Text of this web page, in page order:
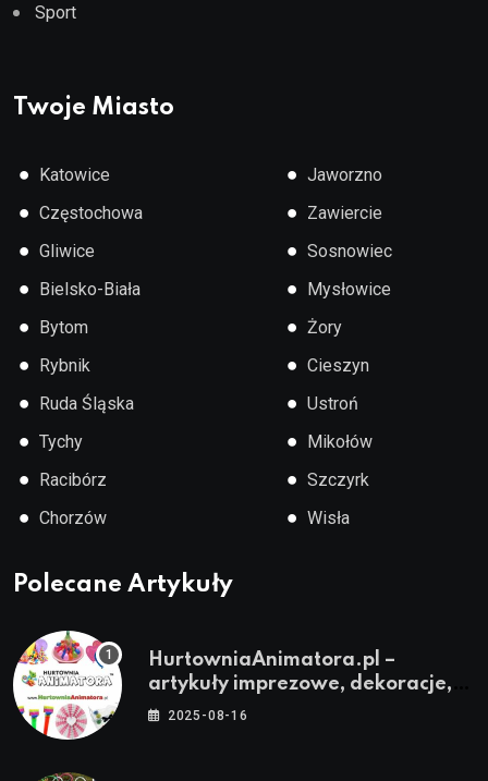
Sport
Twoje Miasto
● Katowice
● Częstochowa
● Gliwice
● Bielsko-Biała
● Bytom
● Rybnik
● Ruda Śląska
● Tychy
● Racibórz
● Chorzów
● Jaworzno
● Zawiercie
● Sosnowiec
● Mysłowice
● Żory
● Cieszyn
● Ustroń
● Mikołów
● Szczyrk
● Wisła
Polecane Artykuły
HurtowniaAnimatora.pl –
artykuły imprezowe, dekoracje,
stroje i akcesoria dla animatorów
2025-08-16